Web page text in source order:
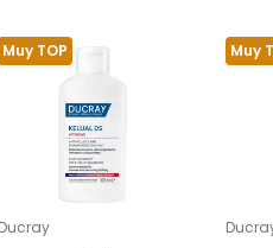
Muy TOP
Ducray
Muy